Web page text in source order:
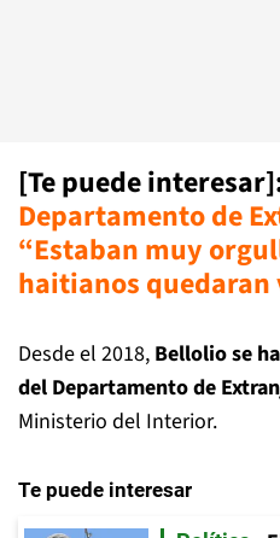
[Te puede interesar]
Departamento de
“Estaban muy
haitianos quedaran
Desde el 2018, Bellolio se
del Departamento de
Ministerio del Interior.
Te puede interesar